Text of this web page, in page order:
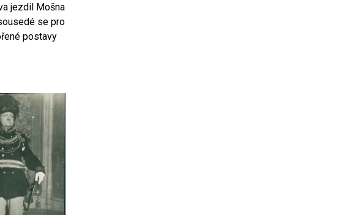
jezdil Mošna
se pro
postavy